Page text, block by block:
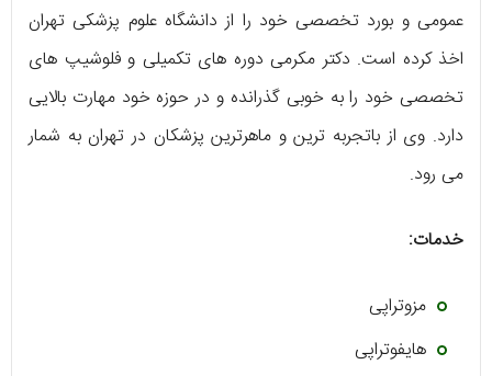
عمومی و بورد تخصصی خود را از دانشگاه علوم پزشکی تهران
اخذ کرده است. دکتر مکرمی دوره های تکمیلی و فلوشیپ های
تخصصی خود را به خوبی گذرانده و در حوزه خود مهارت بالایی
دارد. وی از باتجربه ترین و ماهرترین پزشکان در تهران به شمار
می رود.
خدمات:
مزوتراپی
هایفوتراپی